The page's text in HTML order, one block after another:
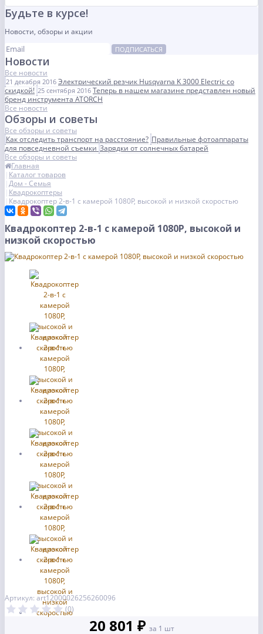
Будьте в курсе!
Новости, обзоры и акции
ПОДПИСАТЬСЯ
Новости
Все новости
21 декабря 2016 Электрический резчик Husqvarna K 3000 Electric со
скидкой! 25 сентября 2016 Теперь в нашем магазине представлен новый
бренд инструмента ATORCH
Все новости
Обзоры и советы
Все обзоры и советы
Как отследить транспорт на расстояние? Правильные фотоаппараты
для повседневной съемкиЗарядки от солнечных батарей
Все обзоры и советы
Главная
Каталог товаров
Дом - Семья
Квадрокоптеры
Квадрокоптер 2-в-1 с камерой 1080P, высокой и низкой скоростью
Квадрокоптер 2-в-1 с камерой 1080P, высокой и
низкой скоростью
Артикул: art12000026256260096
(0)
20 801 ₽ за 1 шт